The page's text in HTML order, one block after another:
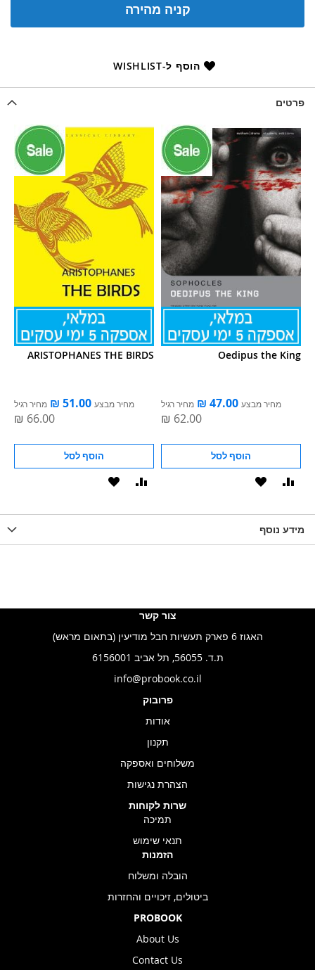
קניה מהירה
הוסף ל-WISHLIST
פרטים
ARISTOPHANES THE BIRDS
מחיר מבצע מחיר רגיל
הוסף לסל
הוסף
Oedipus the King
מחיר מבצע מחיר רגיל
הוסף לסל
הוסף
מידע נוסף
צור קשר
האגוז 6 פארק תעשיות חבל מודיעין (בתאום מראש)
ת.ד. 56055, תל אביב 6156001
info@probook.co.il
פרובוק
אודות
תקנון
משלוחים ואספקה
הצהרת נגישות
שרות לקוחות
תמיכה
תנאי שימוש
הזמנות
הובלה ומשלוח
ביטולים, זיכויים והחזרות
PROBOOK
About Us
Contact Us